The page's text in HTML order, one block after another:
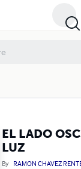
EL LADO
LUZ
By RAMON CHAVEZ